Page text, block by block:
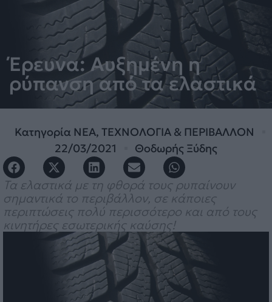
Έρευνα: Αυξημένη η
ρύπανση από τα ελαστικά
Κατηγορία ΝΕΑ, ΤΕΧΝΟΛΟΓΙΑ & ΠΕΡΙΒΑΛΛΟΝ
22/03/2021
Θοδωρής Ξύδης
Τα ελαστικά με τη φθορά τους ρυπαίνουν
σημαντικά το περιβάλλον, σε κάποιες
περιπτώσεις πολύ περισσότερο και από τους
κινητήρες εσωτερικής καύσης!